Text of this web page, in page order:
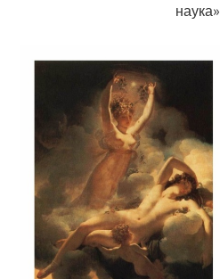
наука».